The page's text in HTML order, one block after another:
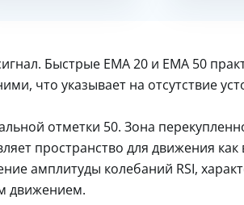
Быстрые EMA 20 и EMA 50
что указывает на отсутствие
отметки 50. Зона
пространство для движения как
амплитуды колебаний RSI,
движением.